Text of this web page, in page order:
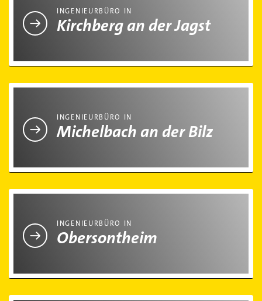
INGENIEURBÜRO IN
Kirchberg an der Jagst
INGENIEURBÜRO IN
Michelbach an der Bilz
INGENIEURBÜRO IN
Obersontheim